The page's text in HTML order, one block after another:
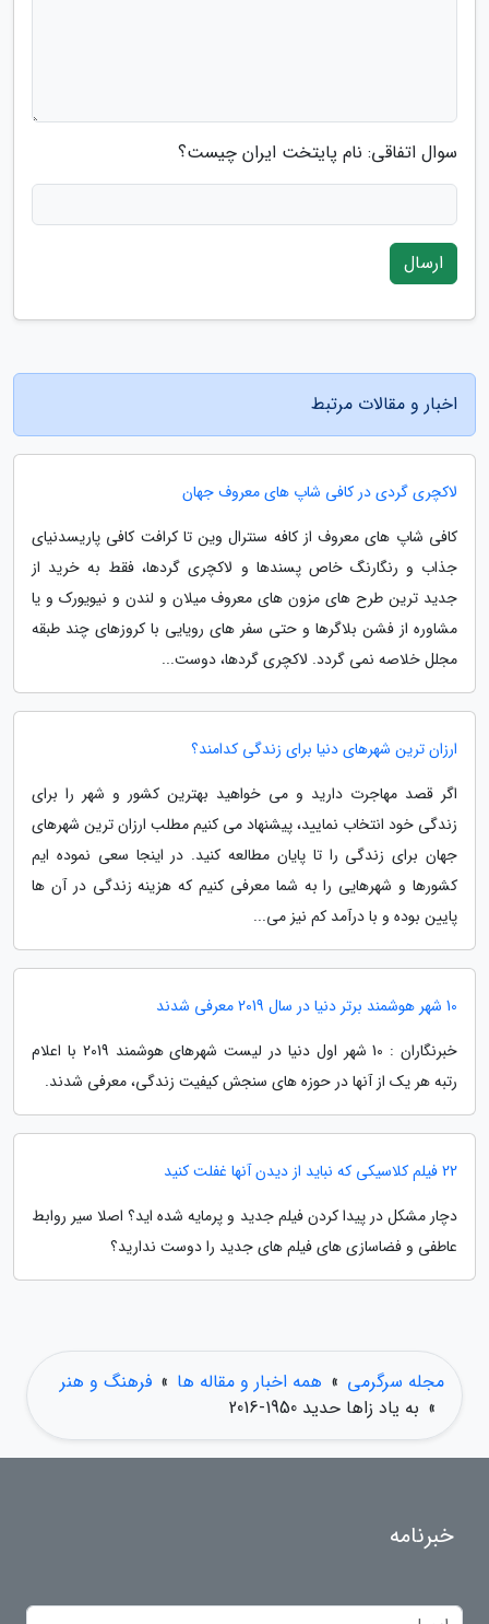
سوال اتفاقی: نام پایتخت ایران چیست؟
ارسال
اخبار و مقالات مرتبط
لاکچری گردی در کافی شاپ های معروف جهان
کافی شاپ های معروف از کافه سنترال وین تا کرافت کافی پاریسدنیای
جذاب و رنگارنگ خاص پسندها و لاکچری گردها، فقط به خرید از
جدید ترین طرح های مزون های معروف میلان و لندن و نیویورک و یا
مشاوره از فشن بلاگرها و حتی سفر های رویایی با کروزهای چند طبقه
مجلل خلاصه نمی گردد. لاکچری گردها، دوست...
ارزان ترین شهرهای دنیا برای زندگی کدامند؟
اگر قصد مهاجرت دارید و می خواهید بهترین کشور و شهر را برای
زندگی خود انتخاب نمایید، پیشنهاد می کنیم مطلب ارزان ترین شهرهای
جهان برای زندگی را تا پایان مطالعه کنید. در اینجا سعی نموده ایم
کشورها و شهرهایی را به شما معرفی کنیم که هزینه زندگی در آن ها
پایین بوده و با درآمد کم نیز می...
10 شهر هوشمند برتر دنیا در سال 2019 معرفی شدند
خبرنگاران : 10 شهر اول دنیا در لیست شهرهای هوشمند 2019 با اعلام
رتبه هر یک از آنها در حوزه های سنجش کیفیت زندگی، معرفی شدند.
22 فیلم کلاسیکی که نباید از دیدن آنها غفلت کنید
دچار مشکل در پیدا کردن فیلم جدید و پرمایه شده اید؟ اصلا سیر روابط
عاطفی و فضاسازی های فیلم های جدید را دوست ندارید؟
مجله سرگرمی » همه اخبار و مقاله ها » فرهنگ و هنر
» به یاد زاها حدید 1950-2016
خبرنامه